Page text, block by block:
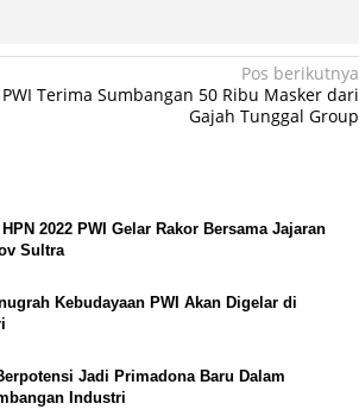
Pos berikutnya
PWI Terima Sumbangan 50 Ribu Masker dari
Gajah Tunggal Group
2022 PWI Gelar Rakor Bersama Jajaran
Sultra
Kebudayaan PWI Akan Digelar di
Jadi Primadona Baru Dalam
Industri